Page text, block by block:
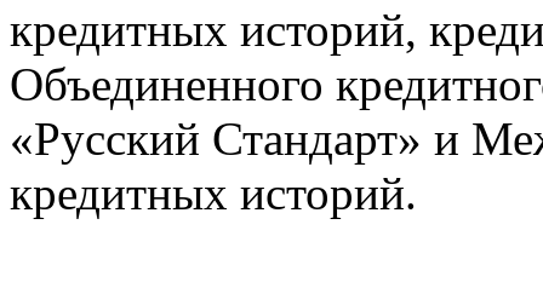
кредитных историй,
Объединенного
«Русский Стандарт» и
кредитных историй.